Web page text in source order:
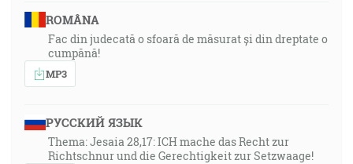
ROMÂNA
Fac din judecată o sfoară de măsurat și din dreptate o
cumpănă!
MP3
РУССКИЙ ЯЗЫК
Thema: Jesaia 28,17: ICH mache das Recht zur
Richtschnur und die Gerechtigkeit zur Setzwaage!